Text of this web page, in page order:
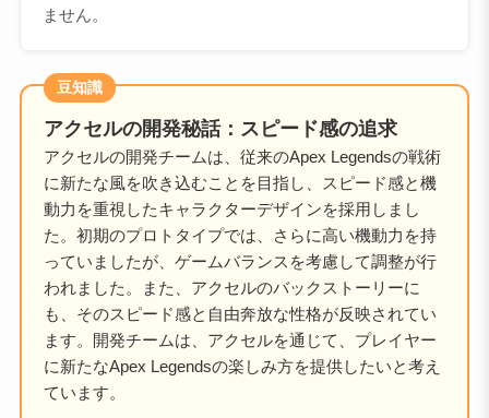
ません。
豆知識
アクセルの開発秘話：スピード感の追求
アクセルの開発チームは、従来のApex Legendsの戦術
に新たな風を吹き込むことを目指し、スピード感と機
動力を重視したキャラクターデザインを採用しまし
た。初期のプロトタイプでは、さらに高い機動力を持
っていましたが、ゲームバランスを考慮して調整が行
われました。また、アクセルのバックストーリーに
も、そのスピード感と自由奔放な性格が反映されてい
ます。開発チームは、アクセルを通じて、プレイヤー
に新たなApex Legendsの楽しみ方を提供したいと考え
ています。